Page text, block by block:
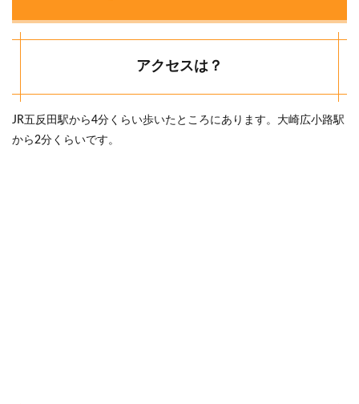
アクセスは？
JR五反田駅から4分くらい歩いたところにあります。大崎広小路駅
から2分くらいです。